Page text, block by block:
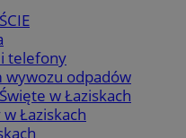
telefony
odpadów
w Łaziskach
w Łaziskach